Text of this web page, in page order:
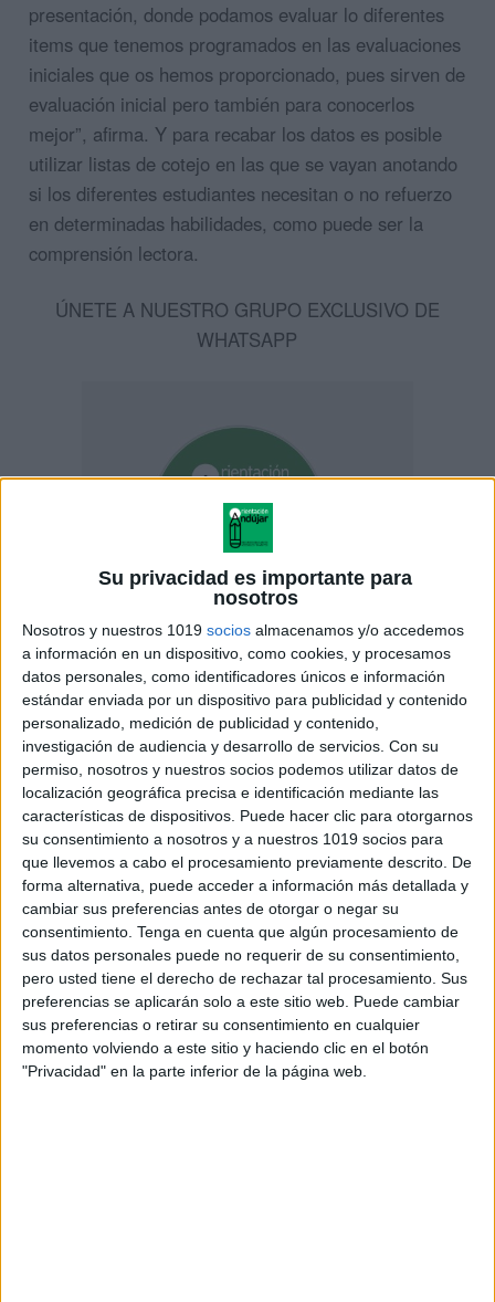
Su privacidad es importante para
nosotros
Nosotros y nuestros 1019 socios almacenamos y/o accedemos
a información en un dispositivo, como cookies, y procesamos
datos personales, como identificadores únicos e información
estándar enviada por un dispositivo para publicidad y contenido
personalizado, medición de publicidad y contenido,
investigación de audiencia y desarrollo de servicios. Con su
permiso, nosotros y nuestros socios podemos utilizar datos de
localización geográfica precisa e identificación mediante las
características de dispositivos. Puede hacer clic para otorgarnos
su consentimiento a nosotros y a nuestros 1019 socios para
que llevemos a cabo el procesamiento previamente descrito. De
forma alternativa, puede acceder a información más detallada y
cambiar sus preferencias antes de otorgar o negar su
consentimiento. Tenga en cuenta que algún procesamiento de
sus datos personales puede no requerir de su consentimiento,
pero usted tiene el derecho de rechazar tal procesamiento. Sus
preferencias se aplicarán solo a este sitio web. Puede cambiar
sus preferencias o retirar su consentimiento en cualquier
momento volviendo a este sitio y haciendo clic en el botón
"Privacidad" en la parte inferior de la página web.
presentación, donde podamos evaluar lo diferentes
items que tenemos programados en las evaluaciones
iniciales que os hemos proporcionado, pues sirven de
evaluación inicial pero también para conocerlos
mejor”, afirma. Y para recabar los datos es posible
utilizar listas de cotejo en las que se vayan anotando
si los diferentes estudiantes necesitan o no refuerzo
en determinadas habilidades, como puede ser la
comprensión lectora.
ÚNETE A NUESTRO GRUPO EXCLUSIVO DE
WHATSAPP
ENLACE AL GRUPO
DESCARGA MÁS ABAJO EL
RECURSO EN PDF